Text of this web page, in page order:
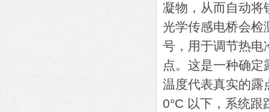
凝物，从而自动将
光学传感电桥会检
号，用于调节热电
点。这是一种确
温度代表真实的露
0°C 以下，系统跟